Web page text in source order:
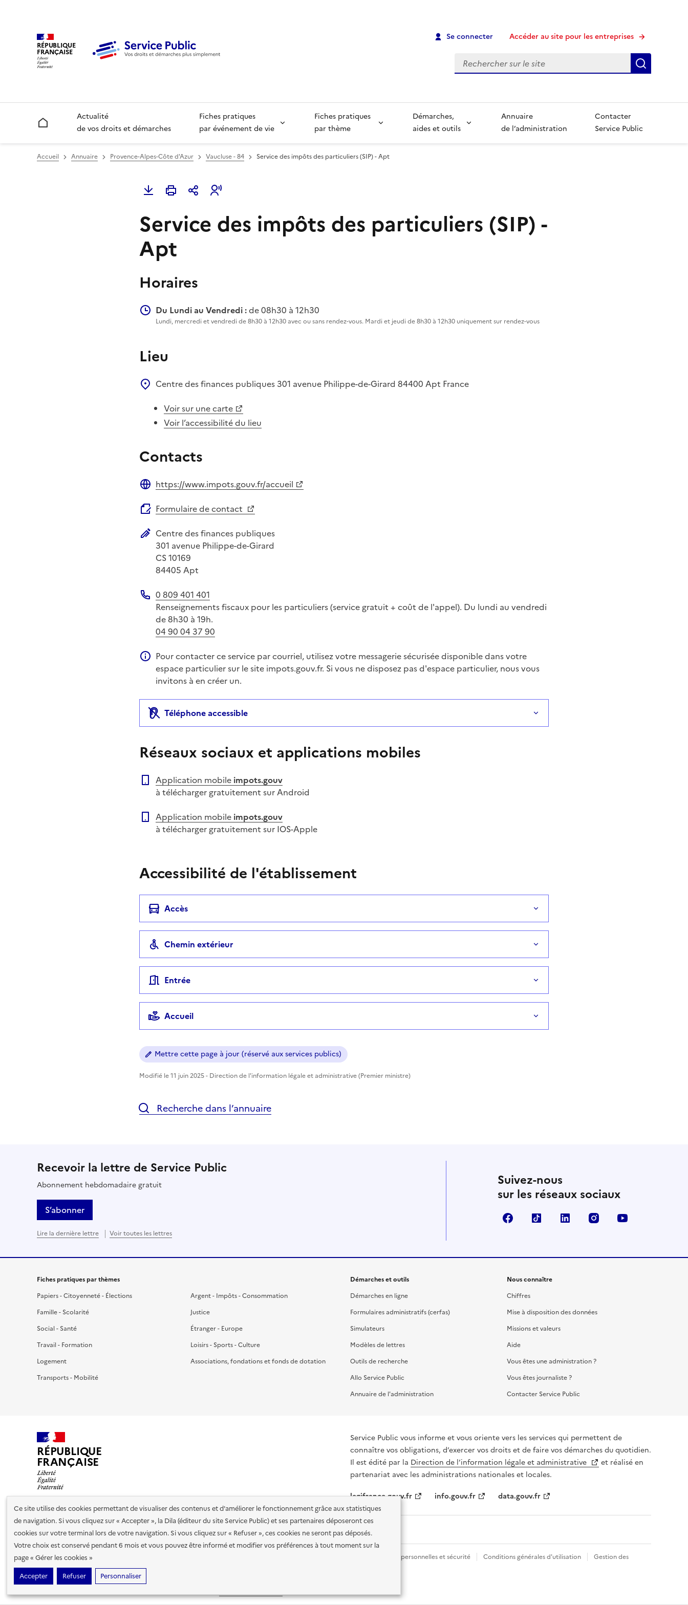
Ce site utilise des cookies permettant de visualiser des contenus et d'améliorer le fonctionnement grâce aux statistiques
de navigation. Si vous cliquez sur « Accepter », la Dila (éditeur du site Service Public) et ses partenaires déposeront ces
cookies sur votre terminal lors de votre navigation. Si vous cliquez sur « Refuser », ces cookies ne seront pas déposés.
Votre choix est conservé pendant 6 mois et vous pouvez être informé et modifier vos préférences à tout moment sur la
page « Gérer les cookies »
Accepter
Refuser Personnaliser
RÉPUBLIQUE
FRANÇAISE
Se connecter Accéder au site pour les entreprises
Recherche
Accueil
Actualité
de vos droits et démarches
Fiches pratiques
par événement de vie
Fiches pratiques
par thème
Démarches,
aides et outils
Annuaire
de l’administration
Contacter
Service Public
Accueil Annuaire Provence-Alpes-Côte d'Azur Vaucluse - 84 Service des impôts des particuliers (SIP) - Apt
Service des impôts des particuliers (SIP) -
Apt
Horaires
Du Lundi au Vendredi :de 08h30 à 12h30
Lundi, mercredi et vendredi de 8h30 à 12h30 avec ou sans rendez-vous. Mardi et jeudi de 8h30 à 12h30 uniquement sur rendez-vous
Lieu
Centre des finances publiques 301 avenue Philippe-de-Girard 84400 Apt France
Voir sur une carte
Voir l’accessibilité du lieu
Contacts
https://www.impots.gouv.fr/accueil
Formulaire de contact
Adresse postale
Centre des finances publiques
301 avenue Philippe-de-Girard
CS 10169
84405 Apt
Téléphone
0 809 401 401
Renseignements fiscaux pour les particuliers (service gratuit + coût de l'appel). Du lundi au vendredi
de 8h30 à 19h.
04 90 04 37 90
Information complémentaire
Pour contacter ce service par courriel, utilisez votre messagerie sécurisée disponible dans votre
espace particulier sur le site impots.gouv.fr. Si vous ne disposez pas d'espace particulier, nous vous
invitons à en créer un.
Téléphone accessible
Réseaux sociaux et applications mobiles
Application mobile impots.gouv
à télécharger gratuitement sur Android
Application mobile impots.gouv
à télécharger gratuitement sur IOS-Apple
Accessibilité de l'établissement
Accès
Chemin extérieur
Entrée
Accueil
Mettre cette page à jour (réservé aux services publics)
Modifié le 11 juin 2025 - Direction de l'information légale et administrative (Premier ministre)
Recherche dans l’annuaire
Recevoir la lettre de Service Public
Abonnement hebdomadaire gratuit
S’abonner
Lire la dernière lettre Voir toutes les lettres
Suivez-nous
sur les réseaux sociaux
FacebookTikTok LinkedIn Instagram
Fiches pratiques par thèmes
Papiers - Citoyenneté - Élections
Famille - Scolarité
Social - Santé
Travail - Formation
Logement
Transports - Mobilité
Argent - Impôts - Consommation
Justice
Étranger - Europe
Loisirs - Sports - Culture
Associations, fondations et fonds de dotation
Démarches et outils
Démarches en ligne
Formulaires administratifs (cerfas)
Simulateurs
Modèles de lettres
Outils de recherche
Allo Service Public
Annuaire de l'administration
Nous connaître
Chiffres
Mise à disposition des données
Missions et valeurs
Aide
Vous êtes une administration ?
Vous êtes journaliste ?
Contacter Service Public
RÉPUBLIQUE
FRANÇAISE
Service Public vous informe et vous oriente vers les services qui permettent de
connaître vos obligations, d’exercer vos droits et de faire vos démarches du quotidien.
Il est édité par la Direction de l’information légale et administrative
et réalisé en
partenariat avec les administrations nationales et locales.
legifrance.gouv.fr
info.gouv.fr data.gouv.fr
Nos partenaires
Plan du site Accessibilité : totalement conforme Données personnelles et sécurité Conditions générales d'utilisation
Gestion des
cookies